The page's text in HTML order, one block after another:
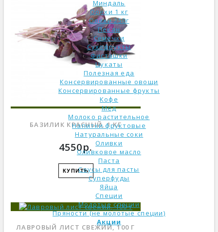
Миндаль
Орехи 1 кг
Орехи 250г
Пекан
Семечки
Сухофрукты
Фисташки
Цукаты
Полезная еда
Консервированные овощи
Консервированные фрукты
Кофе
Мед
Молоко растительное
Напитки фруктовые
Натуральные соки
Оливки
Оливковое масло
Паста
Соусы для пасты
Суперфуды
Яйца
Специи
Молотые специи
Пряности (не молотые специи)
Акции
БАЗИЛИК КРАСНЫЙ, 1 КГ
4550р.
КУПИТЬ
ЛАВРОВЫЙ ЛИСТ СВЕЖИЙ, 100 Г